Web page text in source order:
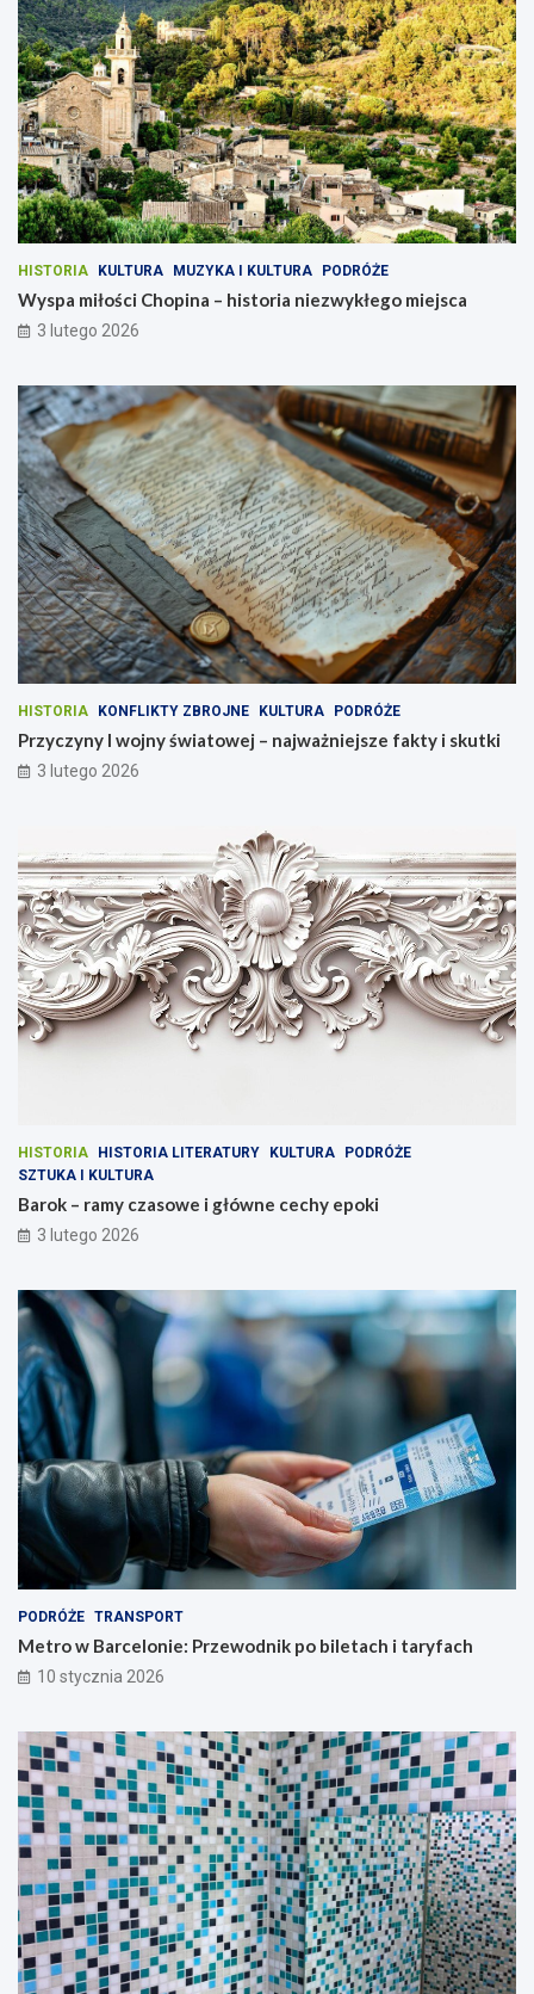
HISTORIA KULTURA MUZYKA I KULTURA PODRÓŻE
Wyspa miłości Chopina – historia niezwykłego miejsca
3 lutego 2026
HISTORIA KONFLIKTY ZBROJNE KULTURA PODRÓŻE
Przyczyny I wojny światowej – najważniejsze fakty i skutki
3 lutego 2026
HISTORIA HISTORIA LITERATURY KULTURA
PODRÓŻE
SZTUKA I KULTURA
Barok – ramy czasowe i główne cechy epoki
3 lutego 2026
PODRÓŻE TRANSPORT
Metro w Barcelonie: Przewodnik po biletach i taryfach
10 stycznia 2026